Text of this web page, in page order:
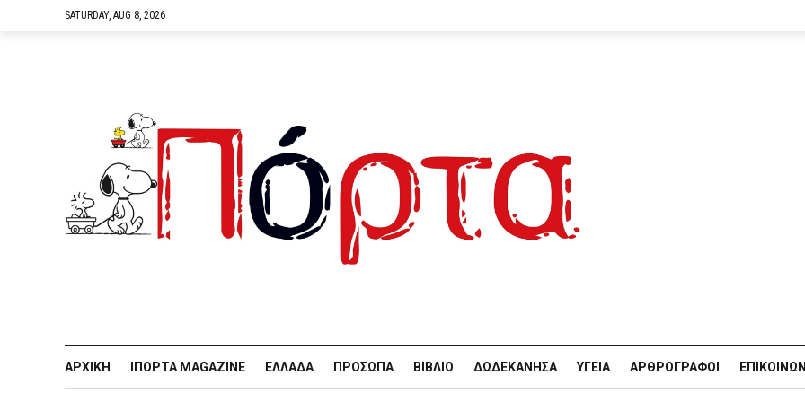
SATURDAY, AUG 8, 2026
ΑΡΧΙΚΉ IΠΌΡΤΑ MAGAZINE ΕΛΛΆΔΑ ΠΡΌΣΩΠΑ ΒΙΒΛΊΟ ΔΩΔΕΚΆΝΗΣΑ ΥΓΕΊΑ ΑΡΘΡΟΓΡΆΦΟΙ